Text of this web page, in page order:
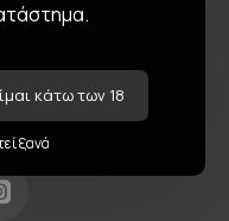
κάτω των 18
ξανά